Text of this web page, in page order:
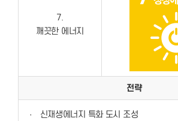
7.
깨끗한 에너지
전략
·
신재생에너지 특화 도시 조성